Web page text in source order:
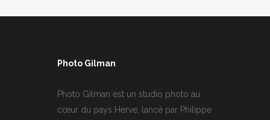
Photo Gilman
Photo Gilman est un studio photo au
cœur du pays Herve, lancé par Philippe